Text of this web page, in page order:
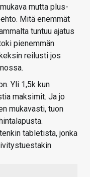
mutta plus-
Mitä enemmät
tuntuu ajatus
pienemmän
reilusti jos
Yli 1,5k kun
maksimit. Ja jo
mukavasti, tuon
tabletista, jonka